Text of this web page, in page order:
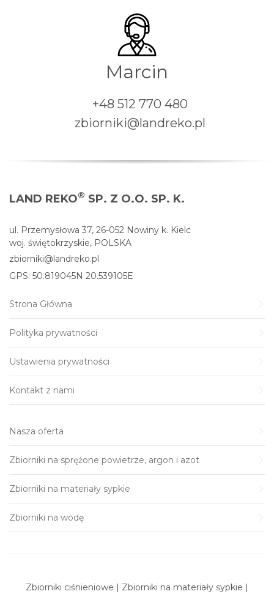
Marcin
+48 512 770 480
zbiorniki@landreko.pl
LAND REKO® SP. Z O.O. SP. K.
ul. Przemysłowa 37, 26-052 Nowiny k. Kielc
woj. świętokrzyskie, POLSKA
zbiorniki@landreko.pl
GPS: 50.819045N 20.539105E
Strona Główna
Polityka prywatności
Ustawienia prywatności
Kontakt z nami
Nasza oferta
Zbiorniki na sprężone powietrze, argon i azot
Zbiorniki na materiały sypkie
Zbiorniki na wodę
Zbiorniki ciśnieniowe | Zbiorniki na materiały sypkie |